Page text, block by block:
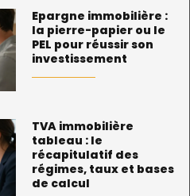
Epargne immobilière :
la pierre-papier ou le
PEL pour réussir son
investissement
TVA immobilière
tableau : le
récapitulatif des
régimes, taux et bases
de calcul